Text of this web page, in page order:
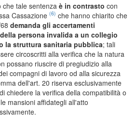
che tale sentenza è in contrasto con
Cassazione (6) che hanno chiarito che
demanda gli accertamenti
persona invalida a un collegio
la struttura sanitaria pubblica; tali
circoscritti alla verifica che la natura
possano riuscire di pregiudizio alla
compagni di lavoro od alla sicurezza
dell'art. 20 riserva esclusivamente
chiedere la verifica della compatibilità o
mansioni affidategli all'atto